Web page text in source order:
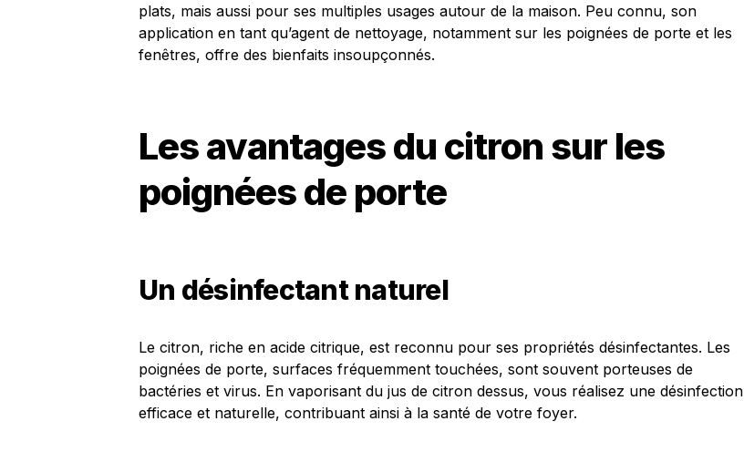
plats, mais aussi pour ses multiples usages autour de la maison. Peu connu, son
application en tant qu’agent de nettoyage, notamment sur les poignées de porte et les
fenêtres, offre des bienfaits insoupçonnés.
Les avantages du citron sur les
poignées de porte
Un désinfectant naturel
Le citron, riche en acide citrique, est reconnu pour ses propriétés désinfectantes. Les
poignées de porte, surfaces fréquemment touchées, sont souvent porteuses de
bactéries et virus. En vaporisant du jus de citron dessus, vous réalisez une désinfection
efficace et naturelle, contribuant ainsi à la santé de votre foyer.